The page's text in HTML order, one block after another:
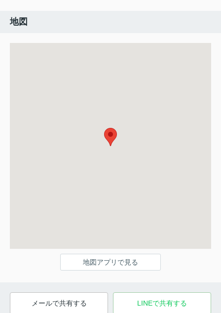
地図
地図アプリで見る
メールで共有する LINEで共有する